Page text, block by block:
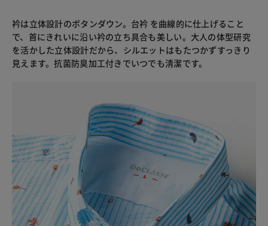
衿は立体設計のボタンダウン。台衿 を曲線的に仕上げること
で、首にきれいに沿い衿の立ち具合も美しい。大人の体型研究
を活かした立体設計だから、シルエットはもたつかずすっきり
見えます。抗菌防臭加工付きでいつでも清潔です。